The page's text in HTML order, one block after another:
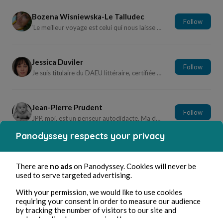
Bozena Wisniewska-Le Talludec
‘Le meilleur voyage est celui qui nous laisse d’ab...
Follow
Jessica Duviler
Je suis titulaire du DAEU littéraire, certifiée Éc...
Follow
Jean-Pierre Prudent
JPP, moi, est un penseur autodidacte. Ma démarche...
Follow
Laurent Tariotte
Écrivain depuis 2010. Je tiens et publie mon Jou...
Carossi Julien
Voyageur introspectif mais pas introverti. Vagabo...
Follow
Panodyssey respects your privacy
There are no adson Panodyssey. Cookies will never be
used to serve targeted advertising.
With your permission, we would like to use cookies
requiring your consent in order to measure our audience
by tracking the number of visitors to our site and